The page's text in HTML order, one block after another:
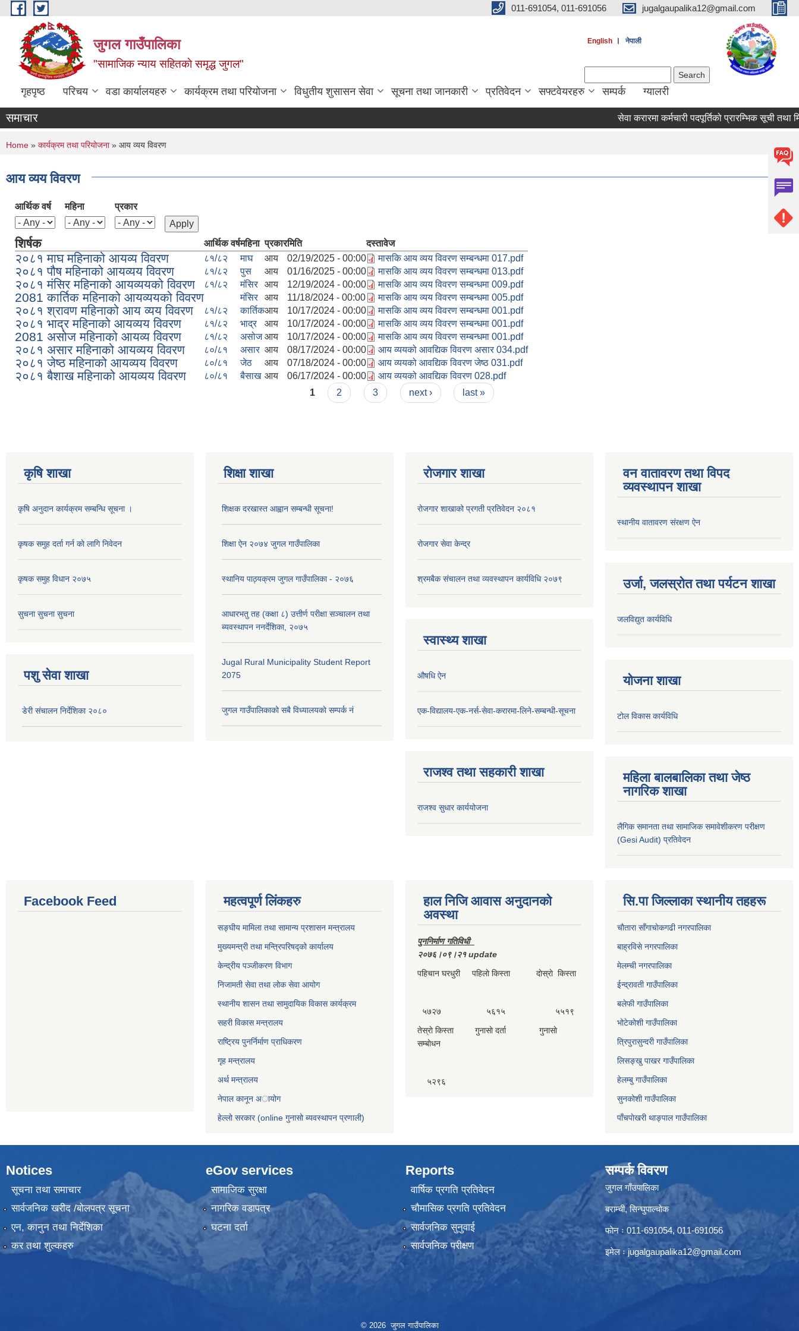
Skip to main content 011-691054, 011-691056 jugalgaupalika12@gmail.com
जुगल गाउँपालिका
"सामाजिक न्याय सहितकाे समृद्ध जुगल"
English । नेपाली
गृहपृष्ठ परिचय वडा कार्यालयहरु कार्यक्रम तथा परियोजना विधुतीय शुसासन सेवा सूचना तथा जानकारी प्रतिवेदन सफ्टवेयरहरु सम्पर्क ग्यालरी
समाचार सेवा करारमा कर्मचारी पदपूर्तिको प्रारम्भिक सूची तथा
You are here
Home » कार्यक्रम तथा परियोजना» आय व्यय विवरण
आय व्यय विवरण
आर्थिक वर्ष महिना प्रकार
शिर्षक आर्थिक वर्षमहिना प्रकारमिति दस्तावेज
२०८१ माघ महिनाको आयव्य विवरण ८१/८२ माघ आय 02/19/2025 - 00:00 मासकि आय व्यय विवरण सम्बन्धमा 017.pdf
२०८१ पौष महिनाको आयव्यय विवरण ८१/८२ पुस आय 01/16/2025 - 00:00 मासकि आय व्यय विवरण सम्बन्धमा 013.pdf
२०८१ मंसिर महिनाको आयव्ययको विवरण ८१/८२ मंसिर आय 12/19/2024 - 00:00 मासकि आय व्यय विवरण सम्बन्धमा 009.pdf
2081 कार्तिक महिनाको आयव्ययको विवरण मंसिर आय 11/18/2024 - 00:00 मासकि आय व्यय विवरण सम्बन्धमा 005.pdf
२०८१ श्रावण महिनाको आय व्यय विवरण ८१/८२ कार्तिकआय 10/17/2024 - 00:00 मासकि आय व्यय विवरण सम्बन्धमा 001.pdf
२०८१ भाद्र महिनाको आयव्यय विवरण ८१/८२ भाद्र आय 10/17/2024 - 00:00 मासकि आय व्यय विवरण सम्बन्धमा 001.pdf
2081 असोज महिनाको आयव्य विवरण ८१/८२ असोज आय 10/17/2024 - 00:00 मासकि आय व्यय विवरण सम्बन्धमा 001.pdf
२०८१ असार महिनाको आयव्यय विवरण ८०/८१ असार आय 08/17/2024 - 00:00 आय व्ययको आवद्यिक विवरण असार 034.pdf
२०८१ जेष्ठ महिनाको आयव्यय विवरण ८०/८१ जेठ आय 07/18/2024 - 00:00 आय व्ययको आवद्यिक विवरण जेष्ठ 031.pdf
२०८१ बैशाख महिनाको आयव्यय विवरण ८०/८१ बैसाख आय 06/17/2024 - 00:00 आय व्ययको आवद्यिक विवरण 028.pdf
1 2 3 next › last »
कृषि शाखा
कृषि अनुदान कार्यक्रम सम्बन्धि सूचना ।
कृषक समुह दर्ता गर्न काे लागि निवेदन
कृषक समुह विधान २०७५
सुचना सुचना सुचना
पशु सेवा शाखा
डेरी संचालन निर्देशिका २०८०
शिक्षा शाखा
शिक्षक दरखास्त आह्वान सम्बन्धी सूचना!
शिक्षा ऐन २०७४ जुगल गाउँपालिका
स्थानिय पाठ्यक्रम जुगल गाउँपालिका - २०७६
आधारभतु तह (कक्षा ८) उत्तीर्ण परीक्षा सञ्चालन तथा
ब्यवस्थापन ननर्देशिका, २०७५
Jugal Rural Municipality Student Report
2075
जुगल गाउँपालिकाको सबै विध्यालयकाे सम्पर्क नं
रोजगार शाखा
रोजगार शाखाको प्रगती प्रतिवेदन २०८१
रोजगार सेवा केन्द्र
श्रमबैक संचालन तथा व्यवस्थापन कार्यविधि २०७९
स्वास्थ्य शाखा
औषधि ऐन
एक-विद्यालय-एक-नर्स-सेवा-करारमा-लिने-सम्बन्धी-सूचना
राजश्व तथा सहकारी शाखा
राजश्व सुधार कार्ययोजना
वन वातावरण तथा विपद
व्यवस्थापन शाखा
स्थानीय वातावरण संरक्षण ऐन
उर्जा, जलस्रोत तथा पर्यटन शाखा
जलविद्युत कार्यविधि
योजना शाखा
टोल विकास कार्यविधि
महिला बालबालिका तथा जेष्ठ
नागरिक शाखा
लैगिक समानता तथा सामाजिक समावेशीकरण परीक्षण
(Gesi Audit) प्रतिवेदन
Facebook Feed महत्वपूर्ण लिंकहरु
सङ्घीय मामिला तथा सामान्य प्रशासन मन्त्रालय
मुख्यमन्त्री तथा मन्त्रिपरिषद्को कार्यालय
केन्द्रीय पञ्जीकरण विभाग
निजामती सेवा तथा लोक सेवा आयोग
स्थानीय शासन तथा सामुदायिक विकास कार्यक्रम
सहरी विकास मन्त्रालय
राष्ट्रिय पुनर्निर्माण प्राधिकरण
गृह मन्त्रालय
अर्थ मन्त्रालय
नेपाल कानून अायोग
हेल्लो सरकार (online गुनासो ब्यवस्थापन प्रणाली)
हाल निजि आवास अनुदानकाे
अवस्था
पुननिर्माण गतिविधी
२०७६।०९।२१ update
पहिचान घरधुरी पहिलाे किस्ता दाेस्राे किस्ता
५७२७ ५६१५ ५५१९
तेस्राे किस्ता गुनासाे दर्ता गुनासाे
सम्बाेधन
५२९६
सि.पा जिल्लाका स्थानीय तहहरू
चाैतारा साँगाचाेकगढी नगरपालिका
बाह्रविसे नगरपालिका
मेलम्ची नगरपालिका
ईन्द्रावती गाउँपालिका
बलेफी गाउँपालिका
भोटेकोशी गाउँपालिका
त्रिपुरासुन्दरी गाउँपालिका
लिसङ्खु पाखर गाउँपालिका
हेलम्बु गाउँपालिका
सुनकोशी गाउँपालिका
पाँचपाेखरी थाङ्पाल गाउँपालिका
Notices
सूचना तथा समाचार
सार्वजनिक खरीद /बोलपत्र सूचना
एन, कानुन तथा निर्देशिका
कर तथा शुल्कहरु
eGov services
सामाजिक सुरक्षा
नागरिक वडापत्र
घटना दर्ता
Reports
वार्षिक प्रगति प्रतिवेदन
चौमासिक प्रगति प्रतिवेदन
सार्वजनिक सुनुवाई
सार्वजनिक परीक्षण
सम्पर्क विवरण
जुगल गाँउपालिका
बराम्ची, सिन्घुपाल्चाेक
फाेन ः 011-691054, 011-691056
इमेल ः jugalgaupalika12@gmail.com
© 2026 जुगल गाउँपालिका